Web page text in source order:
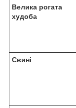
Велика рогата
худоба
Свині